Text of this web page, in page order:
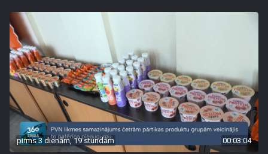
pirms 3 dienām, 19 stundām 00:03:04